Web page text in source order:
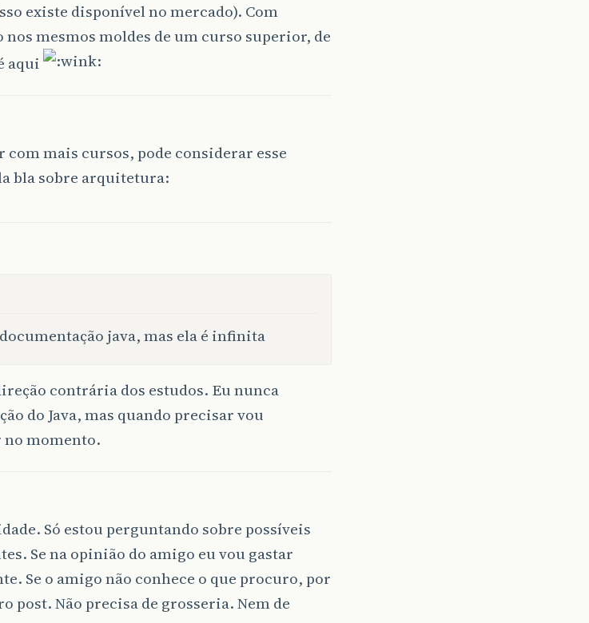
existe disponível no mercado). Com
mesmos moldes de um curso superior, de
aqui
com mais cursos, pode considerar esse
bla sobre arquitetura:
java, mas ela é infinita
contrária dos estudos. Eu nunca
do Java, mas quando precisar vou
no momento.
Só estou perguntando sobre possíveis
Se na opinião do amigo eu vou gastar
Se o amigo não conhece o que procuro, por
post. Não precisa de grosseria. Nem de